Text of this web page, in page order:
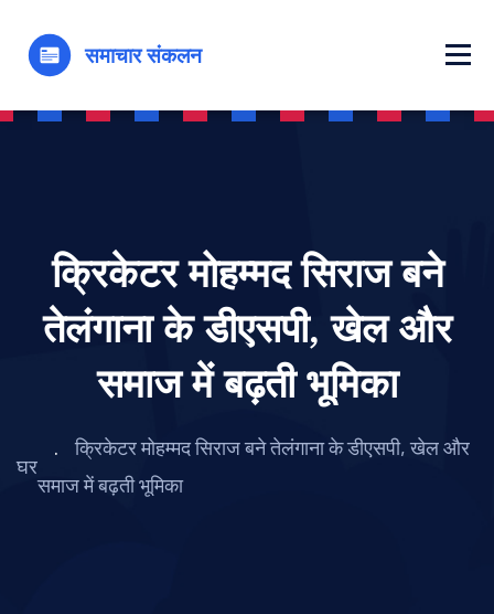
क्रिकेटर मोहम्मद सिराज बने
तेलंगाना के डीएसपी, खेल और
समाज में बढ़ती भूमिका
घर
क्रिकेटर मोहम्मद सिराज बने तेलंगाना के डीएसपी, खेल और
समाज में बढ़ती भूमिका